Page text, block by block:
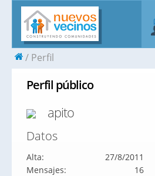
Perfil
Perfil público
apito
Datos
Alta:
27/8/2011
Mensajes:
16